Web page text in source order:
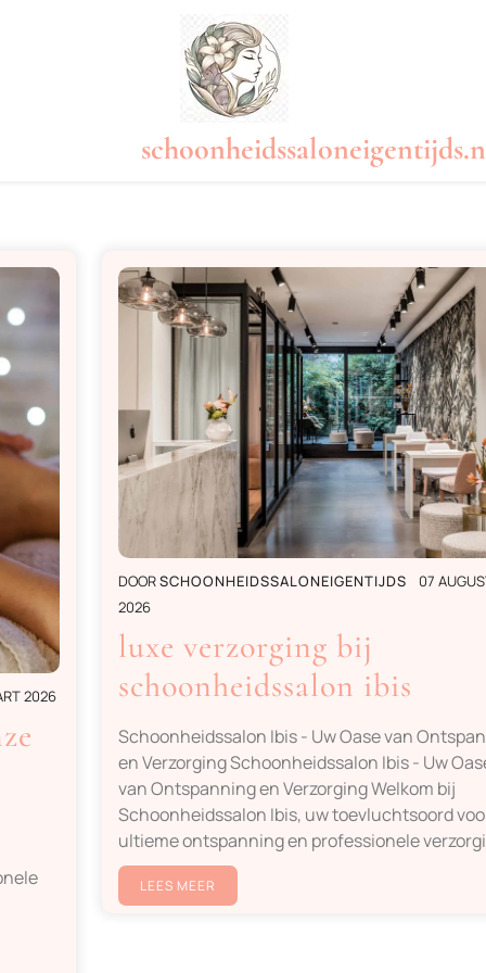
2026
DOORSCHOONHEIDSSALONEIGENTIJDS
07
2026
luxe verzorging bij
schoonheidssalon ibis
Schoonheidssalon Ibis - Uw Oase van
en Verzorging Schoonheidssalon Ibis - Uw
van Ontspanning en Verzorging Welkom bij
Schoonheidssalon Ibis, uw toevluchtsoord
ultieme ontspanning en professionele
LEES MEER